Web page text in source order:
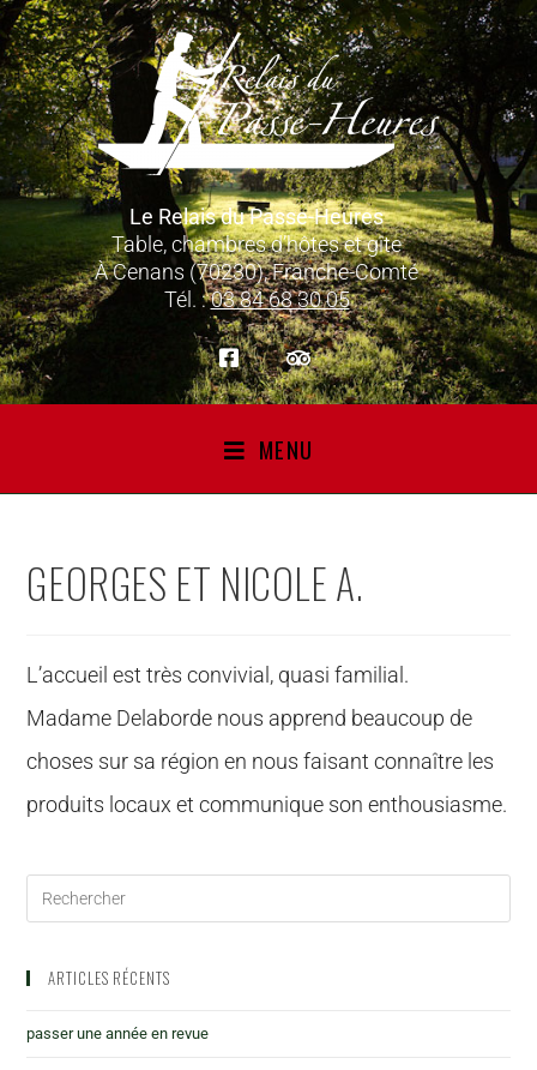
Le Relais du Passe-Heures
Table, chambres d’hôtes et gîte
À Cenans (70230), Franche-Comté
Tél. :03 84 68 30 05
MENU
GEORGES ET NICOLE A.
L’accueil est très convivial, quasi familial.
Madame Delaborde nous apprend beaucoup de
choses sur sa région en nous faisant connaître les
produits locaux et communique son enthousiasme.
ARTICLES RÉCENTS
passer une année en revue